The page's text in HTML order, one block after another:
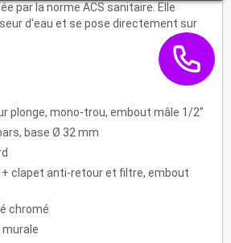
par la norme ACS sanitaire. Elle
d'eau et se pose directement sur
plonge, mono-trou, embout mâle 1/2”
base Ø 32 mm
+ clapet anti-retour et filtre, embout
chromé
murale